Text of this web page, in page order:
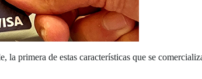
primera de estas características que se